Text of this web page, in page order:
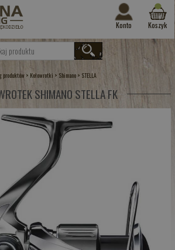
Konto Koszyk
produktów > Kołowrotki > Shimano > STELLA
SHIMANO STELLA FK